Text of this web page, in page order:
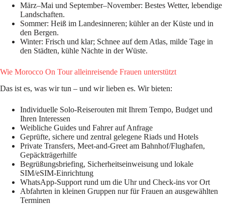
März–Mai und September–November: Bestes Wetter, lebendige
Landschaften.
Sommer: Heiß im Landesinneren; kühler an der Küste und in
den Bergen.
Winter: Frisch und klar; Schnee auf dem Atlas, milde Tage in
den Städten, kühle Nächte in der Wüste.
Wie Morocco On Tour alleinreisende Frauen unterstützt
Das ist es, was wir tun – und wir lieben es. Wir bieten:
Individuelle Solo-Reiserouten mit Ihrem Tempo, Budget und
Ihren Interessen
Weibliche Guides und Fahrer auf Anfrage
Geprüfte, sichere und zentral gelegene Riads und Hotels
Private Transfers, Meet-and-Greet am Bahnhof/Flughafen,
Gepäckträgerhilfe
Begrüßungsbriefing, Sicherheitseinweisung und lokale
SIM/eSIM-Einrichtung
WhatsApp-Support rund um die Uhr und Check-ins vor Ort
Abfahrten in kleinen Gruppen nur für Frauen an ausgewählten
Terminen